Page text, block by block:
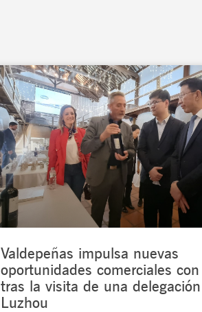
Valdepeñas impulsa nuevas
oportunidades comerciales
tras la visita de una
Luzhou